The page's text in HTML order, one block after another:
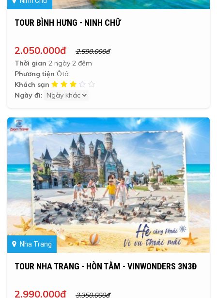
TOUR BÌNH HƯNG - NINH CHỮ
2.050.000đ
2.590.000đ
Thời gian 2 ngày 2 đêm
Phương tiện Ôtô
Khách sạn
Ngày đi:
Nha Trang
TOUR NHA TRANG - HÒN TẰM - VINWONDERS 3N3Đ
2.990.000đ
3.350.000đ